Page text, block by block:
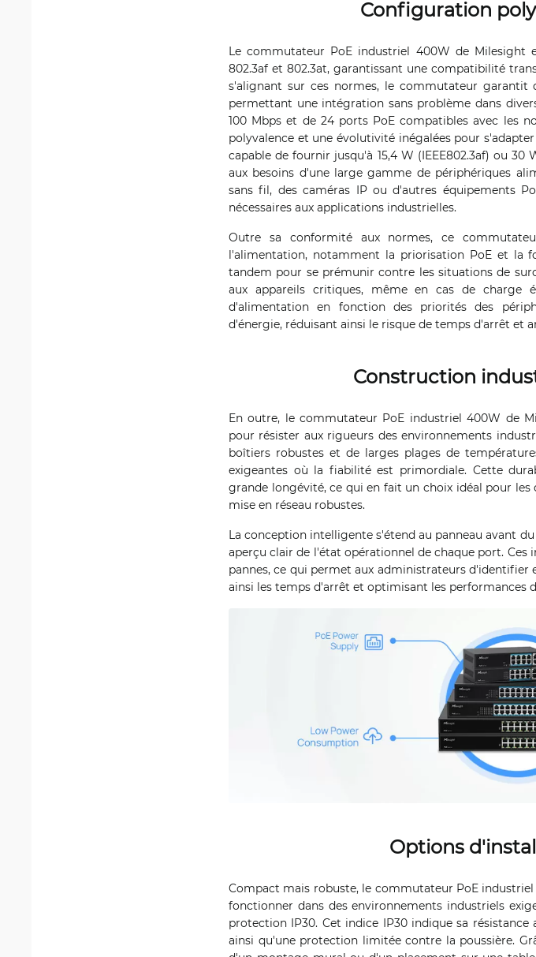
Configuration
Le commutateur PoE industriel 400W de Milesight
802.3af et 802.3at, garantissant une compatibilité
s'alignant sur ces normes, le commutateur garantit
permettant une intégration sans problème dans
100 Mbps et de 24 ports PoE compatibles avec les
polyvalence et une évolutivité inégalées pour
capable de fournir jusqu'à 15,4 W (IEEE802.3af) ou
aux besoins d'une large gamme de périphériques
sans fil, des caméras IP ou d'autres équipements
nécessaires aux applications industrielles.
Outre sa conformité aux normes, ce
l'alimentation, notamment la priorisation PoE et la
tandem pour se prémunir contre les situations de
aux appareils critiques, même en cas de charge
d'alimentation en fonction des priorités des
d'énergie, réduisant ainsi le risque de temps d'arrêt et
Construction
En outre, le commutateur PoE industriel 400W de
pour résister aux rigueurs des environnements
boîtiers robustes et de larges plages de
exigeantes où la fiabilité est primordiale. Cette
grande longévité, ce qui en fait un choix idéal pour
mise en réseau robustes.
La conception intelligente s'étend au panneau avant
aperçu clair de l'état opérationnel de chaque port.
pannes, ce qui permet aux administrateurs
ainsi les temps d'arrêt et optimisant les performances
Options
Compact mais robuste, le commutateur PoE
fonctionner dans des environnements industriels
protection IP30. Cet indice IP30 indique sa
ainsi qu'une protection limitée contre la poussière.